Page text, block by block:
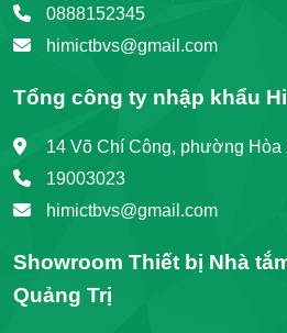
0888152345
himictbvs@gmail.com
Tổng công ty nhập khẩu
14 Võ Chí Công, phường
19003023
himictbvs@gmail.com
Showroom Thiết bị Nhà
Quảng Trị